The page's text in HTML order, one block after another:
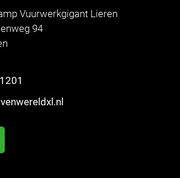
Vuurwerkgigant Lieren
94